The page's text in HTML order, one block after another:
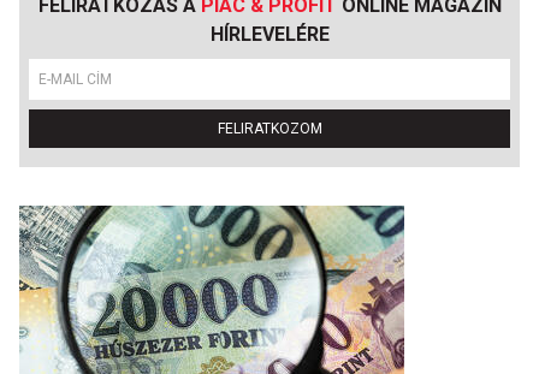
FELIRATKOZÁS A PIAC & PROFIT
ONLINE MAGAZIN
HÍRLEVELÉRE
FELIRATKOZOM